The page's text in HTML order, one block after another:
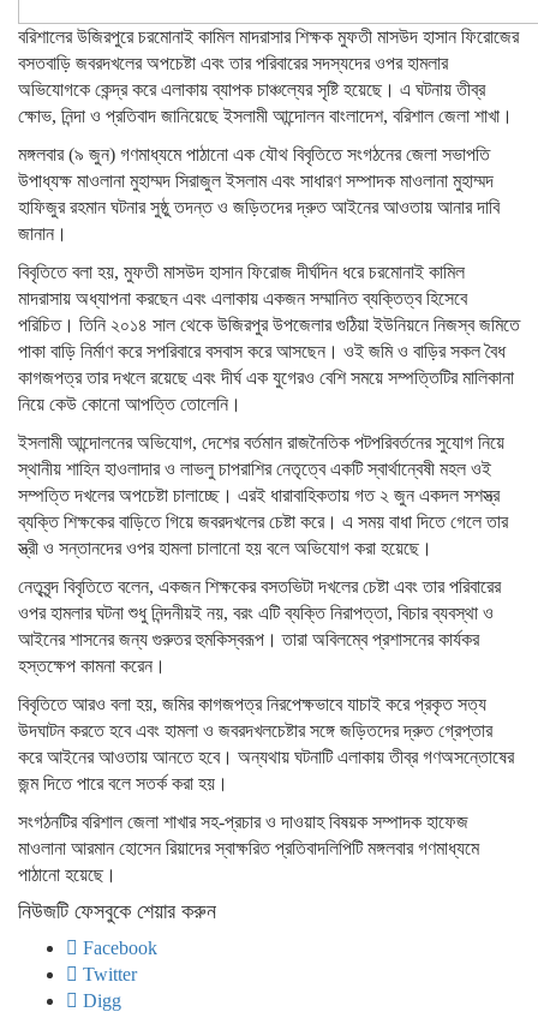
বরিশালের উজিরপুরে চরমোনাই কামিল মাদরাসার শিক্ষক মুফতী মাসউদ হাসান ফিরোজের
বসতবাড়ি জবরদখলের অপচেষ্টা এবং তার পরিবারের সদস্যদের ওপর হামলার
অভিযোগকে কেন্দ্র করে এলাকায় ব্যাপক চাঞ্চল্যের সৃষ্টি হয়েছে। এ ঘটনায় তীব্র
ক্ষোভ, নিন্দা ও প্রতিবাদ জানিয়েছে ইসলামী আন্দোলন বাংলাদেশ, বরিশাল জেলা শাখা।
মঙ্গলবার (৯ জুন) গণমাধ্যমে পাঠানো এক যৌথ বিবৃতিতে সংগঠনের জেলা সভাপতি
উপাধ্যক্ষ মাওলানা মুহাম্মদ সিরাজুল ইসলাম এবং সাধারণ সম্পাদক মাওলানা মুহাম্মদ
হাফিজুর রহমান ঘটনার সুষ্ঠু তদন্ত ও জড়িতদের দ্রুত আইনের আওতায় আনার দাবি
জানান।
বিবৃতিতে বলা হয়, মুফতী মাসউদ হাসান ফিরোজ দীর্ঘদিন ধরে চরমোনাই কামিল
মাদরাসায় অধ্যাপনা করছেন এবং এলাকায় একজন সম্মানিত ব্যক্তিত্ব হিসেবে
পরিচিত। তিনি ২০১৪ সাল থেকে উজিরপুর উপজেলার গুঠিয়া ইউনিয়নে নিজস্ব জমিতে
পাকা বাড়ি নির্মাণ করে সপরিবারে বসবাস করে আসছেন। ওই জমি ও বাড়ির সকল বৈধ
কাগজপত্র তার দখলে রয়েছে এবং দীর্ঘ এক যুগেরও বেশি সময়ে সম্পত্তিটির মালিকানা
নিয়ে কেউ কোনো আপত্তি তোলেনি।
ইসলামী আন্দোলনের অভিযোগ, দেশের বর্তমান রাজনৈতিক পটপরিবর্তনের সুযোগ নিয়ে
স্থানীয় শাহিন হাওলাদার ও লাভলু চাপরাশির নেতৃত্বে একটি স্বার্থান্বেষী মহল ওই
সম্পত্তি দখলের অপচেষ্টা চালাচ্ছে। এরই ধারাবাহিকতায় গত ২ জুন একদল সশস্ত্র
ব্যক্তি শিক্ষকের বাড়িতে গিয়ে জবরদখলের চেষ্টা করে। এ সময় বাধা দিতে গেলে তার
স্ত্রী ও সন্তানদের ওপর হামলা চালানো হয় বলে অভিযোগ করা হয়েছে।
নেতৃবৃন্দ বিবৃতিতে বলেন, একজন শিক্ষকের বসতভিটা দখলের চেষ্টা এবং তার পরিবারের
ওপর হামলার ঘটনা শুধু নিন্দনীয়ই নয়, বরং এটি ব্যক্তি নিরাপত্তা, বিচার ব্যবস্থা ও
আইনের শাসনের জন্য গুরুতর হুমকিস্বরূপ। তারা অবিলম্বে প্রশাসনের কার্যকর
হস্তক্ষেপ কামনা করেন।
বিবৃতিতে আরও বলা হয়, জমির কাগজপত্র নিরপেক্ষভাবে যাচাই করে প্রকৃত সত্য
উদঘাটন করতে হবে এবং হামলা ও জবরদখলচেষ্টার সঙ্গে জড়িতদের দ্রুত গ্রেপ্তার
করে আইনের আওতায় আনতে হবে। অন্যথায় ঘটনাটি এলাকায় তীব্র গণঅসন্তোষের
জন্ম দিতে পারে বলে সতর্ক করা হয়।
সংগঠনটির বরিশাল জেলা শাখার সহ-প্রচার ও দাওয়াহ বিষয়ক সম্পাদক হাফেজ
মাওলানা আরমান হোসেন রিয়াদের স্বাক্ষরিত প্রতিবাদলিপিটি মঙ্গলবার গণমাধ্যমে
পাঠানো হয়েছে।
নিউজটি ফেসবুকে শেয়ার করুন
Facebook
Twitter
Digg